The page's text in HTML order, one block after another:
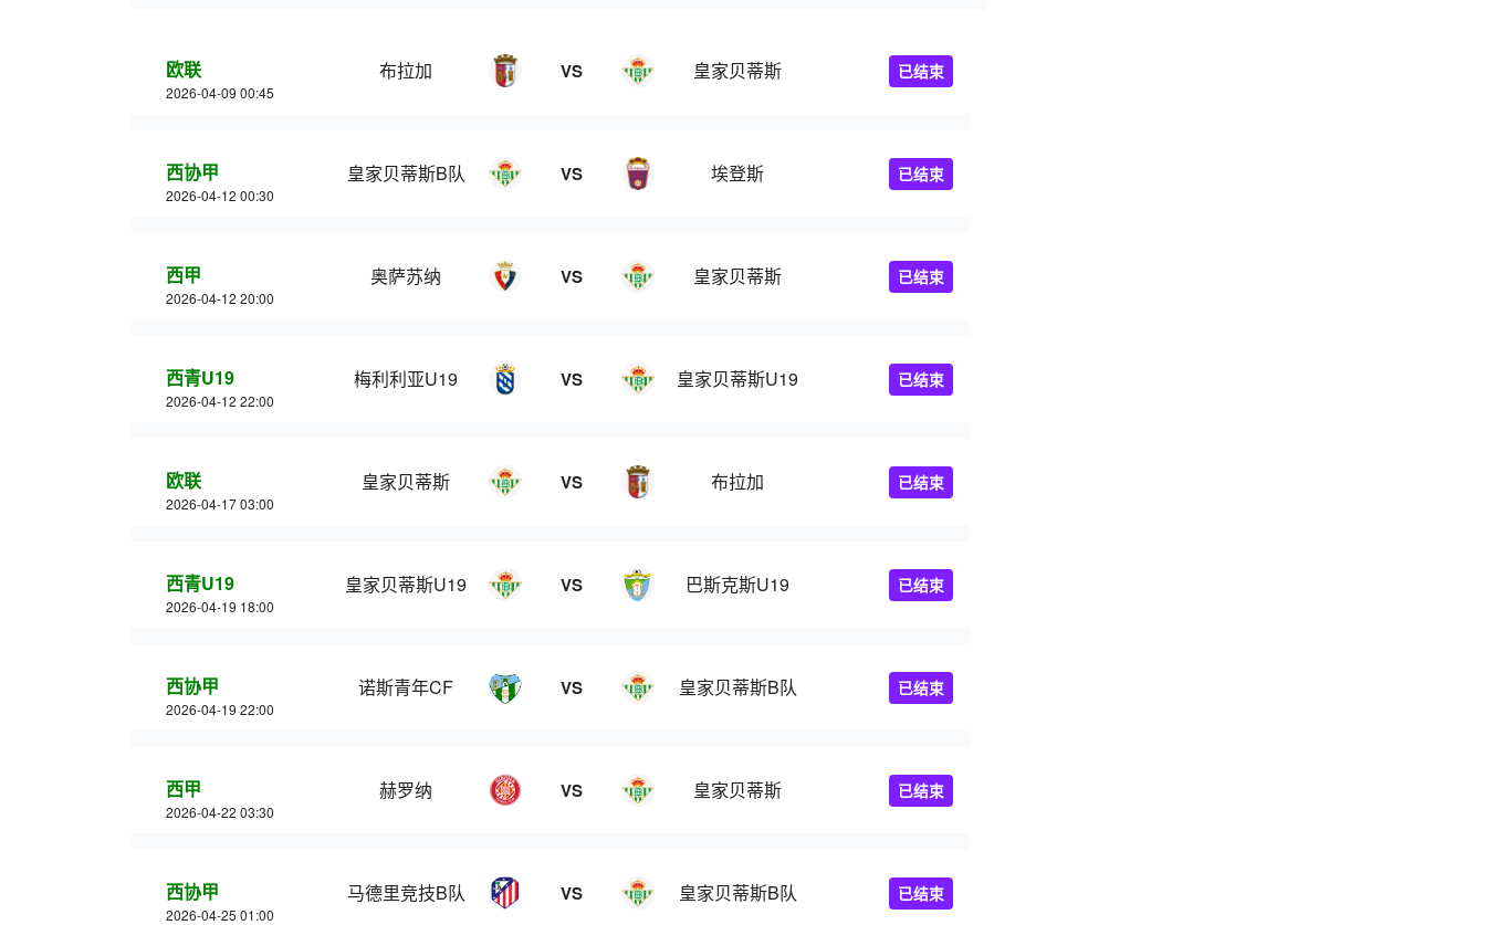
欧联
2026-04-09 00:45
布拉加 VS 皇家贝蒂斯 已结束
西协甲
2026-04-12 00:30
皇家贝蒂斯B队 VS 埃登斯 已结束
西甲
2026-04-12 20:00
奥萨苏纳 VS 皇家贝蒂斯 已结束
西青U19
2026-04-12 22:00
梅利利亚U19 VS 皇家贝蒂斯U19 已结束
欧联
2026-04-17 03:00
皇家贝蒂斯 VS 布拉加 已结束
西青U19
2026-04-19 18:00
皇家贝蒂斯U19 VS 巴斯克斯U19 已结束
西协甲
2026-04-19 22:00
诺斯青年CF VS 皇家贝蒂斯B队 已结束
西甲
2026-04-22 03:30
赫罗纳 VS 皇家贝蒂斯 已结束
西协甲
2026-04-25 01:00
马德里竞技B队 VS 皇家贝蒂斯B队 已结束